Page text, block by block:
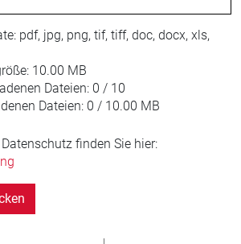
pdf, jpg, png, tif, tiff, doc, docx, xls,
10.00 MB
Dateien: 0 / 10
Dateien: 0 / 10.00 MB
finden Sie hier: